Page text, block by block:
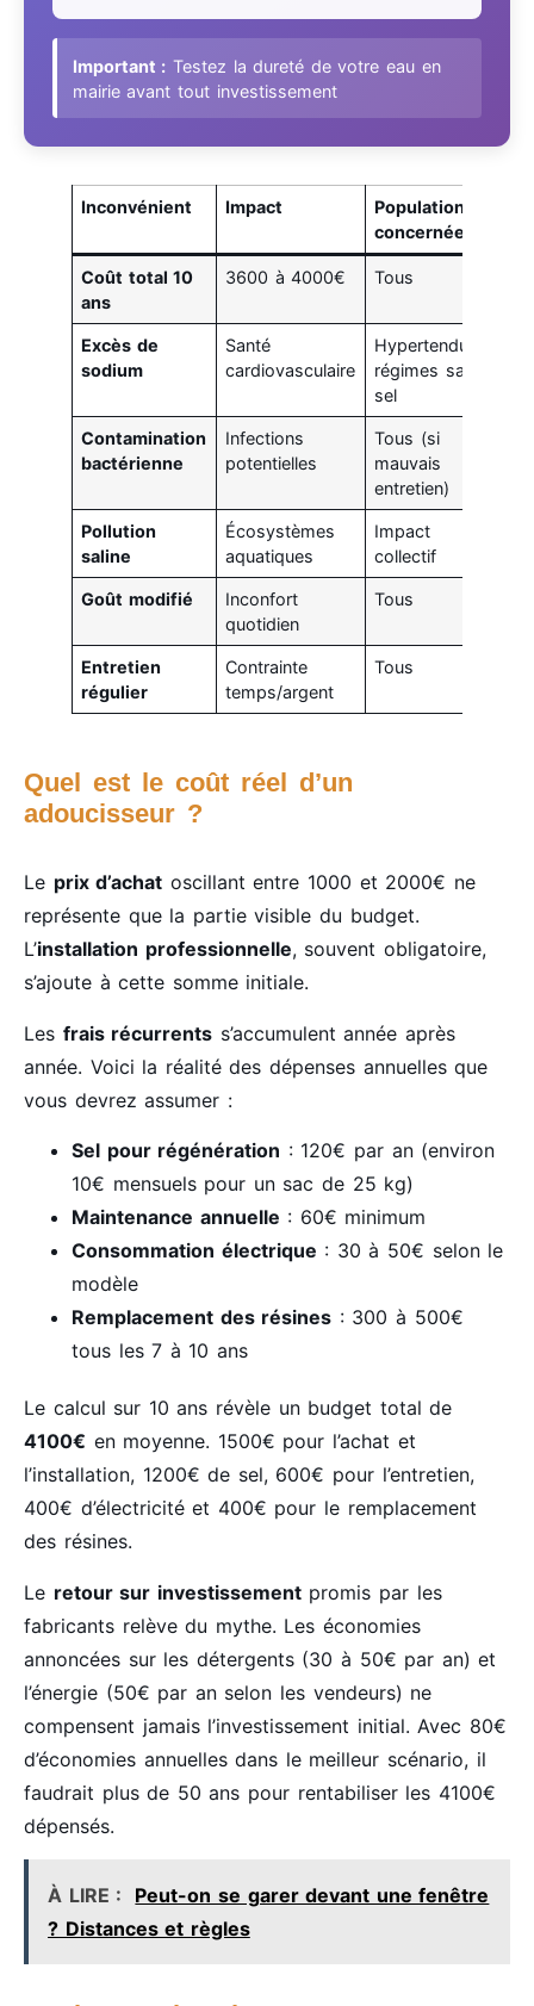
Important : Testez la dureté de votre eau en
mairie avant tout investissement
Inconvénient Impact
Population
concernée
Coût total 10
ans
3600 à 4000€ Tous
Excès de
sodium
Santé
cardiovasculaire
Hypertendus,
régimes sans
sel
Contamination
bactérienne
Infections
potentielles
Tous (si
mauvais
entretien)
Pollution
saline
Écosystèmes
aquatiques
Impact
collectif
Goût modifié
Inconfort
quotidien
Tous
Entretien
régulier
Contrainte
temps/argent
Tous
Quel est le coût réel d’un
adoucisseur ?
Le prix d’achat oscillant entre 1000 et 2000€ ne
représente que la partie visible du budget.
L’installation professionnelle, souvent obligatoire,
s’ajoute à cette somme initiale.
Les frais récurrents s’accumulent année après
année. Voici la réalité des dépenses annuelles que
vous devrez assumer :
Sel pour régénération : 120€ par an (environ
10€ mensuels pour un sac de 25 kg)
Maintenance annuelle : 60€ minimum
Consommation électrique : 30 à 50€ selon le
modèle
Remplacement des résines : 300 à 500€
tous les 7 à 10 ans
Le calcul sur 10 ans révèle un budget total de
4100€ en moyenne. 1500€ pour l’achat et
l’installation, 1200€ de sel, 600€ pour l’entretien,
400€ d’électricité et 400€ pour le remplacement
des résines.
Le retour sur investissementpromis par les
fabricants relève du mythe. Les économies
annoncées sur les détergents (30 à 50€ par an) et
l’énergie (50€ par an selon les vendeurs) ne
compensent jamais l’investissement initial. Avec 80€
d’économies annuelles dans le meilleur scénario, il
faudrait plus de 50 ans pour rentabiliser les 4100€
dépensés.
À LIRE :
Peut-on se garer devant une fenêtre
? Distances et règles